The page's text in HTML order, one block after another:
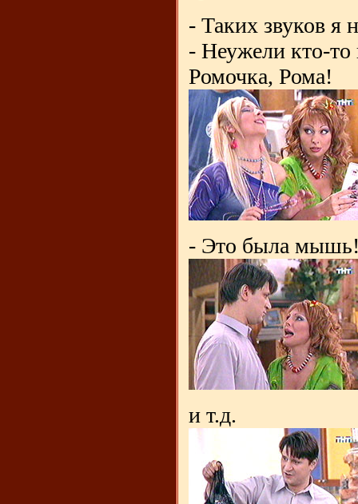
- Таких звуков я
- Неужели кто-то
Ромочка, Рома!
- Это была
и т.д.